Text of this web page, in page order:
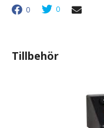
0 0
Tillbehör